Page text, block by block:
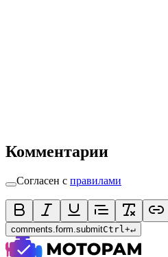
Комментарии
Согласен с правилами
comments.form.submitCtrl +↵